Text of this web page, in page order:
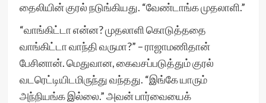
தைலியின் குரல் நடுங்கியது. “வேண்டாங்க முதலாளி.”
“வாங்கிட்டா என்ன? முதலாளி கொடுத்ததை
வாங்கிட்டா வாந்தி வருமா?” – ராஜாமணிதான்
பேசினான். மெதுவான, கைவசப்படுத்தும் குரல்
வடரெட்டியிடமிருந்து வந்தது. “இங்கே யாரும்
அந்நியங்க இல்லை.” அவன் பார்வையைக்